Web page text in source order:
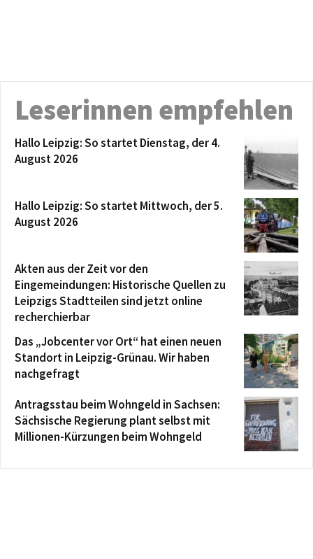
Leserinnen empfehlen
Hallo Leipzig: So startet Dienstag, der 4.
August 2026
Hallo Leipzig: So startet Mittwoch, der 5.
August 2026
Akten aus der Zeit vor den
Eingemeindungen: Historische Quellen zu
Leipzigs Stadtteilen sind jetzt online
recherchierbar
Das „Jobcenter vor Ort“ hat einen neuen
Standort in Leipzig-Grünau. Wir haben
nachgefragt
Antragsstau beim Wohngeld in Sachsen:
Sächsische Regierung plant selbst mit
Millionen-Kürzungen beim Wohngeld